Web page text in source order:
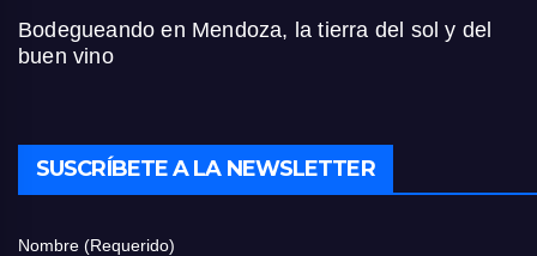
Bodegueando en Mendoza, la tierra del sol y del
buen vino
SUSCRÍBETE A LA NEWSLETTER
Nombre (Requerido)